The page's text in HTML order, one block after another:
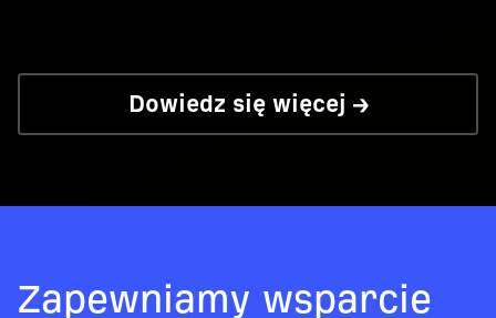
Dowiedz się więcej →
Zapewniamy wsparcie